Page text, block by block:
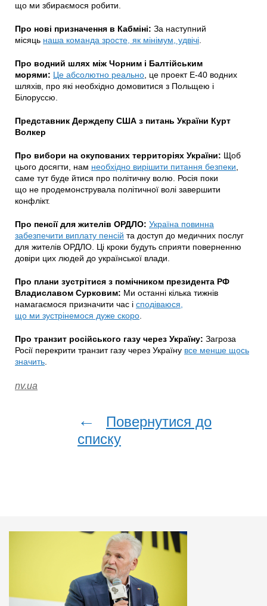
що ми збираємося робити.
Про нові призначення в Кабміні: За наступний
місяць наша команда зросте, як мінімум, удвічі
Про водний шлях між Чорним і Балтійським
морями: Це абсолютно реально , це проект Е-40 водних
шляхів, про які необхідно домовитися з Польщею і
Білоруссю.
Представник Держдепу США з питань України Курт
Волкер
Про вибори на окупованих территоріях України: Щоб
цього досягти, нам необхідно вирішити питання безпеки
саме тут буде йтися про політичну волю. Росія поки
що не продемонструвала політичної волі завершити
конфлікт.
Про пенсії для жителів ОРДЛО: Україна повинна
забезпечити виплату пенсій та доступ до медичних послуг
для жителів ОРДЛО. Ці кроки будуть сприяти поверненню
довіри цих людей до української влади.
Про плани зустрітися з помічником президента РФ
Владиславом Сурковим: Ми останні кілька тижнів
намагаємося призначити час і сподіваюся,
що ми зустрінемося дуже скоро
Про транзит російського газу через Україну: Загроза
Росії перекрити транзит газу через Україну все менше щось
значить
nv.ua
←
Повернутися до
списку